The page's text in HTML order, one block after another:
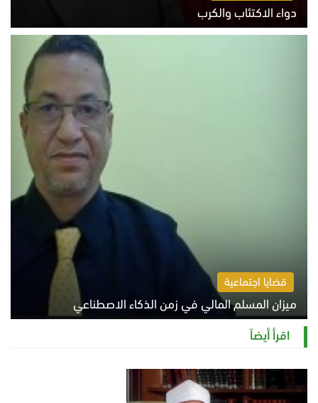
دواء الاكتئاب والكرب
السبت 8 أغسطس 2026 10:54 ص
قضايا اجتماعية
ميزان المسلم المالي في زمن الذكاء الاصطناعي
السبت 8 أغسطس 2026 11:21 ص
اقرأ أيضاً